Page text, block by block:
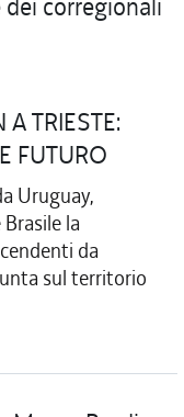
TRIESTE:
FUTURO
Uruguay,
la
da
sul territorio